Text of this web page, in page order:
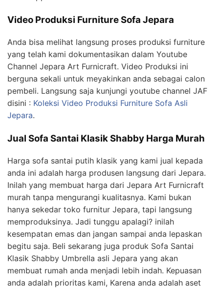
Video Produksi Furniture Sofa Jepara
Anda bisa melihat langsung proses produksi furniture
yang telah kami dokumentasikan dalam Youtube
Channel Jepara Art Furnicraft. Video Produksi ini
berguna sekali untuk meyakinkan anda sebagai calon
pembeli. Langsung saja kunjungi youtube channel JAF
disini : Koleksi Video Produksi Furniture Sofa Asli
Jepara.
Jual Sofa Santai Klasik Shabby Harga Murah
Harga sofa santai putih klasik yang kami jual kepada
anda ini adalah harga produsen langsung dari Jepara.
Inilah yang membuat harga dari Jepara Art Furnicraft
murah tanpa mengurangi kualitasnya. Kami bukan
hanya sekedar toko furnitur Jepara, tapi langsung
memproduksinya. Jadi tunggu apalagi? inilah
kesempatan emas dan jangan sampai anda lepaskan
begitu saja. Beli sekarang juga produk Sofa Santai
Klasik Shabby Umbrella asli Jepara yang akan
membuat rumah anda menjadi lebih indah. Kepuasan
anda adalah prioritas kami, Karena anda adalah aset